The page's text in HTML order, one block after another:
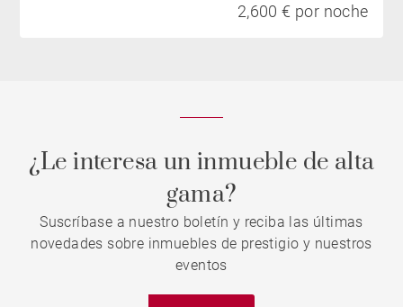
2,600 € por noche
¿Le interesa un inmueble de alta
gama?
Suscríbase a nuestro boletín y reciba las últimas
novedades sobre inmuebles de prestigio y nuestros
eventos